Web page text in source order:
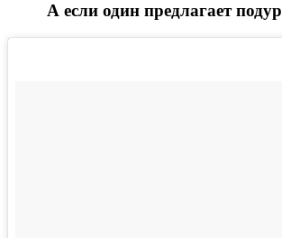
А если один предлагает